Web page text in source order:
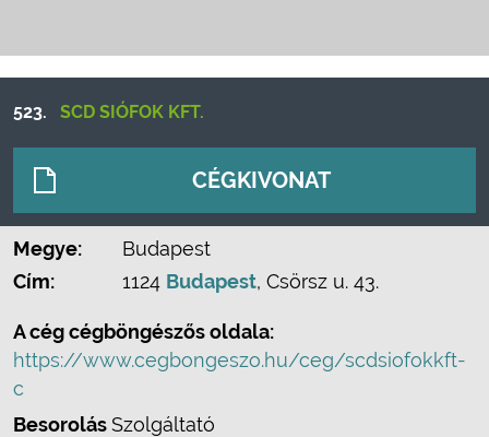
523. SCD SIÓFOK KFT.
CÉGKIVONAT
Megye:
Budapest
Cím:
1124 Budapest, Csörsz u. 43.
A cég cégböngészős oldala:
https://www.cegbongeszo.hu/ceg/scdsiofokkft-
c
BesorolásSzolgáltató